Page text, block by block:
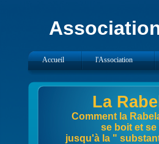
La
Comment la
se boit et
jusqu'à la "
Accueil l'Association